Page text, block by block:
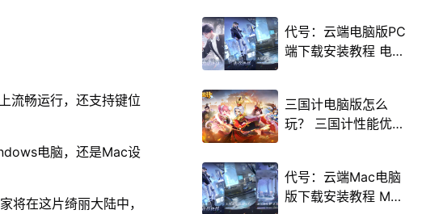
流畅运行，还支持键位
电脑，还是Mac设
将在这片绮丽大陆中，
代号：云端电脑版PC
端下载安装教程 电脑
三国计电脑版怎么
玩？ 三国计性能优化
程
代号：云端Mac电脑
版下载安装教程 Mac